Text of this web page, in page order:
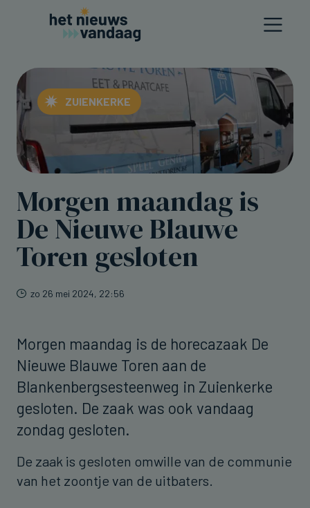
ZUIENKERKE
Morgen maandag is
De Nieuwe Blauwe
Toren gesloten
zo 26 mei 2024, 22:56
Morgen maandag is de horecazaak De
Nieuwe Blauwe Toren aan de
Blankenbergsesteenweg in Zuienkerke
gesloten. De zaak was ook vandaag
zondag gesloten.
De zaak is gesloten omwille van de communie
van het zoontje van de uitbaters.